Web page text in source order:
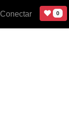
Conectar 0